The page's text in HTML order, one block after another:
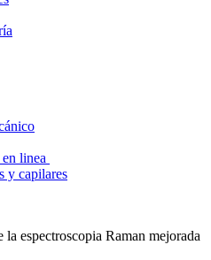
linea
y capilares
espectroscopia Raman mejorada